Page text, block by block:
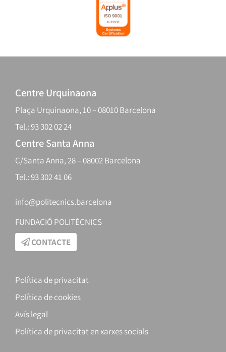
Centre Urquinaona
Plaça Urquinaona, 10 – 08010 Barcelona
Tel.: 93 302 02 24
Centre Santa Anna
C/Santa Anna, 28 – 08002 Barcelona
Tel.: 93 302 41 06
info@politecnics.barcelona
FUNDACIÓ POLITÈCNICS
CONTACTE
Política de privacitat
Política de cookies
Avís legal
Política de privacitat en xarxes socials